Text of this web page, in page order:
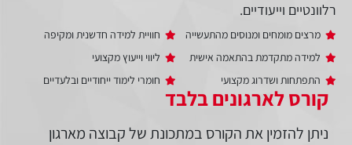
קורס לארגונים בלבד
ניתן להזמין את הקורס במתכונת של קבוצה מארגון
רלוונטיים וייעודיים.
מרצים מומחים ומנוסים מהתעשייה
למידה מתקדמת בהתאמה אישית
התפתחות ושדרוג מקצועי
חוויית למידה חדשנית ומקיפה
ליווי וייעוץ מקצועי
חומרי לימוד ייחודיים ובלעדיים